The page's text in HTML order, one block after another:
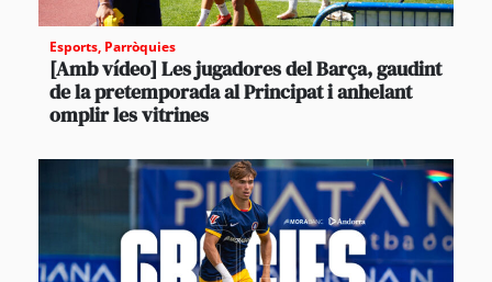
Esports, Parròquies
[Amb vídeo] Les jugadores del Barça, gaudint
de la pretemporada al Principat i anhelant
omplir les vitrines